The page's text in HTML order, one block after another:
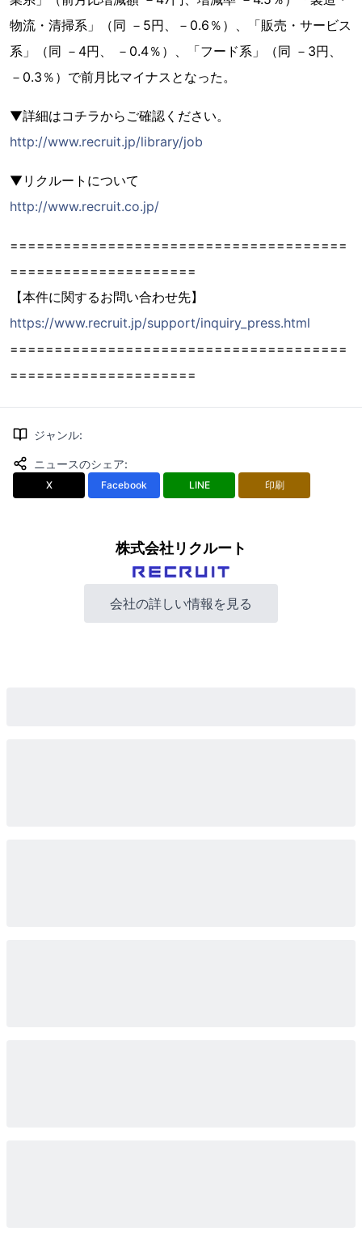
物流・清掃系」（同 －5円、－0.6％）、「販売・サービス
系」（同 －4円、 －0.4％）、「フード系」（同 －3円、
－0.3％）で前月比マイナスとなった。
▼詳細はコチラからご確認ください。
http://www.recruit.jp/library/job
▼リクルートについて
http://www.recruit.co.jp/
======================================
=====================
【本件に関するお問い合わせ先】
https://www.recruit.jp/support/inquiry_press.html
======================================
=====================
ジャンル:
ニュースのシェア:
X Facebook LINE 印刷
株式会社リクルート
会社の詳しい情報を見る